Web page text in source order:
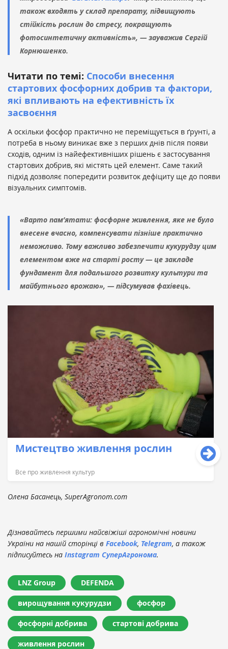
також входять у склад препарату, підвищують
стійкість рослин до стресу, покращують
фотосинтетичну активність», — зауважив Сергій
Корнюшенко.
Читати по темі: Способи внесення
стартових фосфорних добрив та фактори,
які впливають на ефективність їх
засвоєння
А оскільки фосфор практично не переміщується в ґрунті, а
потреба в ньому виникає вже з перших днів після появи
сходів, одним із найефективніших рішень є застосування
стартових добрив, які містять цей елемент. Саме такий
підхід дозволяє попередити розвиток дефіциту ще до появи
візуальних симптомів.
«Варто пам’ятати: фосфорне живлення, яке не було
внесене вчасно, компенсувати пізніше практично
неможливо. Тому важливо забезпечити кукурудзу цим
елементом вже на старті росту — це закладе
фундамент для подальшого розвитку культури та
майбутнього врожаю», — підсумував фахівець.
Мистецтво живлення рослин
Все про живлення культур
Олена Басанець, SuperAgronom.com
Дізнавайтесь першими найсвіжіші агрономічні новини
України на нашій сторінці в Facebook, Telegram, а також
підписуйтесь на Instagram СуперАгронома.
LNZ Group DEFENDA
вирощування кукурудзи фосфор
фосфорні добрива стартові добрива
живлення рослин